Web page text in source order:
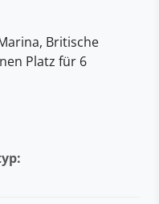
Britische
Platz für 6